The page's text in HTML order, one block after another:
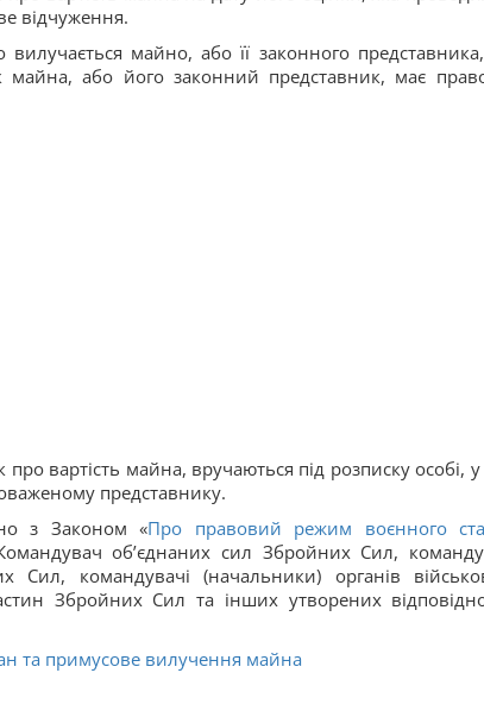
відчуження.
вилучається майно, або її законного
майна, або його законний представник, має
вартість майна, вручаються під розписку особі, у
представнику.
з Законом «Про правовий режим воєнного
об’єднаних сил Збройних Сил,
командувачі (начальники) органів
Збройних Сил та інших утворених
та примусове вилучення майна